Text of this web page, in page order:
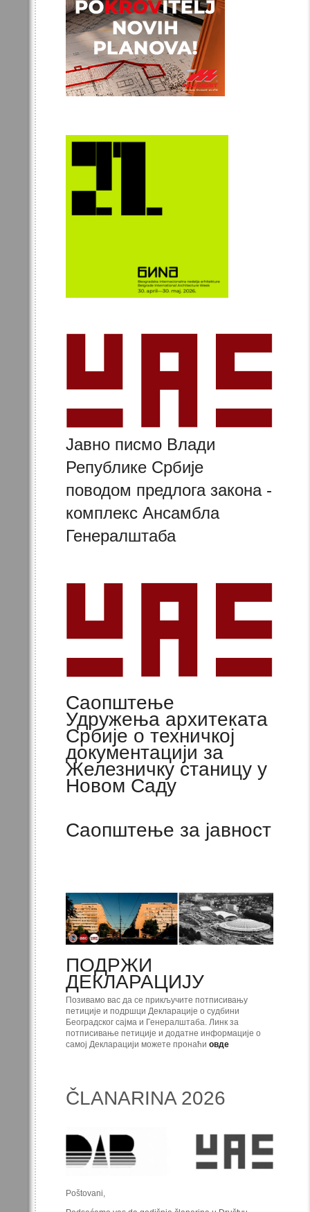
Јавно писмо Влади
Републике Србије
поводом предлога закона -
комплекс Ансамбла
Генералштаба
Саопштење
Удружења архитеката
Србије о техничкој
документацији за
Железничку станицу у
Новом Саду
Саопштење за јавност
ПОДРЖИ
ДЕКЛАРАЦИЈУ
Позивамо вас да се прикључите потписивању
петиције и подршци Декларације о судбини
Београдског сајма и Генералштаба. Линк за
потписивање петиције и додатне информације о
самој Декларацији можете пронаћи овде
ČLANARINA 2026
Poštovani,